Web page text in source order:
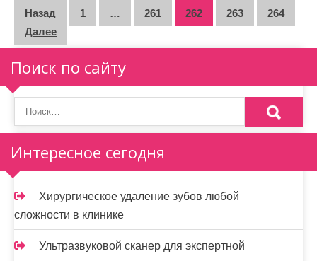
П
а
г
и
н
а
ц
и
я
з
Назад 1 … 261 262 263
264
Далее
Поиск по сайту
Интересное сегодня
Хирургическое удаление зубов любой
сложности в клинике
Ультразвуковой сканер для экспертной